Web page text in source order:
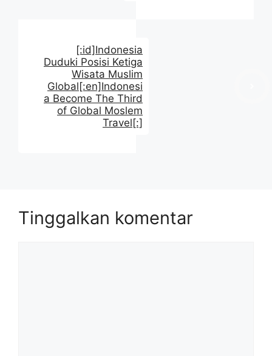
[:id]Indonesia
Duduki Posisi Ketiga
Wisata Muslim
Global[:en]Indonesi
a Become The Third
of Global Moslem
Travel[:]
Tinggalkan komentar